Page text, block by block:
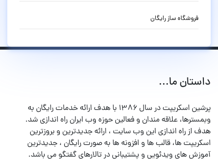
فروشگاه ساز رایگان
داستان ما...
پرشین اسکریپت در سال ۱۳۸۶ با هدف ارائه خدمات رایگان به
وبمسترها، علاقه مندان و فعالین حوزه وب ایران راه اندازی شد.
هدف از راه اندازی این وب سایت ، ارائه جدیدترین و بروزترین
اسکریپت ها، قالب ها و افزونه ها به صورت رایگان ، جدیدترین
آموزش های ویدئویی و پشتیبانی در تالارهای گفتگو می باشد.